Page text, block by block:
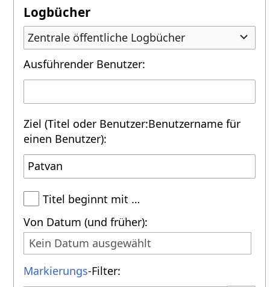
Logbücher
Zentrale öffentliche Logbücher
Ausführender Benutzer:
Ziel (Titel oder Benutzer:Benutzername für
einen Benutzer):
Titel beginnt mit …
Von Datum (und früher):
Kein Datum ausgewählt
Markierungs-Filter: